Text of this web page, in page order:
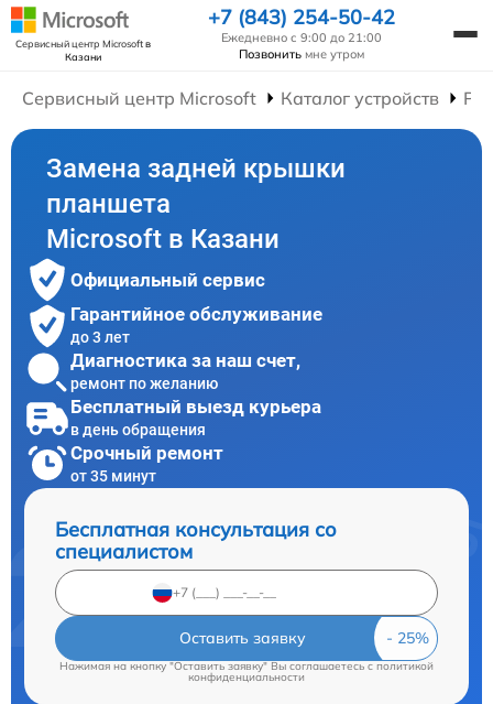
Сервисный центр Microsoftв
Казани
+7 (843) 254-50-42
Ежедневно с 9:00 до 21:00
Позвонить мне утром
Сервисный центр Microsoft Каталог устройств
Замена задней крышки
планшета
Microsoft в Казани
Официальный сервис
Гарантийное обслуживание
до 3 лет
Диагностика за наш счет,
ремонт по желанию
Бесплатный выезд курьера
в день обращения
Срочный ремонт
от 35 минут
Бесплатная консультация со
специалистом
Оставить заявку
Нажимая на кнопку "Оставить заявку" Вы соглашаетесь cполитикой
конфиденциальности